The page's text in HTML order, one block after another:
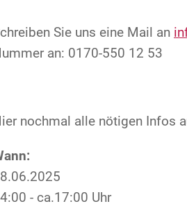
Sie uns eine Mail an
an: 0170-550 12 53
nochmal alle nötigen Infos
- ca.17:00 Uhr